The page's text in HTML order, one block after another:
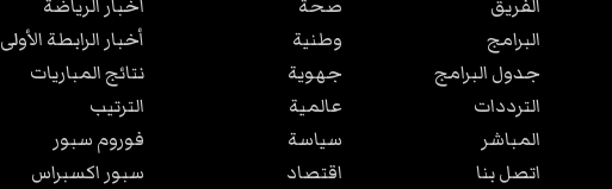
الفريق
البرامج
جدول البرامج
الترددات
المباشر
اتصل بنا
صحة
وطنية
جهوية
عالمية
سياسة
اقتصاد
اخبار الرياضة
أخبار الرابطة الأولى
نتائج المباريات
الترتيب
فوروم سبور
سبور اكسبراس